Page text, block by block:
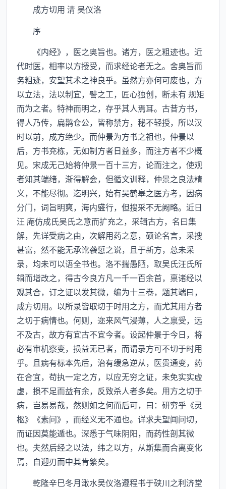
成方切用 清 吴仪洛
序
《内经》，医之奥旨也。诸方，医之粗迹也。近
代时医，相率以方授受，而求经论者无之。舍奥旨而
务粗迹，安望其术之神良乎。虽然方亦何可废也，方
以立法，法以制宜，譬之工，匠心独创，断未有 规矩
而为之者。特神而明之，存乎其人焉耳。古昔方书，
得人乃传，扁鹊仓公，皆称禁方，秘不轻授，所以汉
时以前，成方绝少。而仲景为方书之祖也，仲景以
后，方书充栋，无如制方者日益多，而注方者不少概
见。宋成无己始将仲景一百十三方，论而注之，使观
者知其端绪，渐得解会，但循文训释，仲景之良法精
义，不能尽彻。迄明兴，始有吴鹤皋之医方考，因病
分门，词旨明爽，海内盛行，但搜采不无阙略。近日
汪 庵仿成氏吴氏之意而扩充之，采辑古方，名曰集
解，先详受病之由，次解用药之意，硕论名言，采搜
甚富，然不能无承讹袭愆之说，且于新方，总未采
录，均未可以语全书也。洛不揣愚陋，取吴氏汪氏所
辑而增改之，得古今良方凡一千一百余首，禀诸经以
观其合，订之证以发其微，编为十三卷，题其端曰，
成方切用。以所录皆取切于时用之方，而尤其用方者
之切于病情也。何则，迩来风气浸薄，人之禀受，远
不及古，故方有宜古不宜今者。设起仲景于今日，将
必有审机察变，损益无已者，而谓录方可不切于时用
乎。且病有标本先后，治有缓急逆从，医贵通变，药
在合宜，苟执一定之方，以应无穷之证，未免实实虚
虚，损不足而益有余，反致杀人者多矣。用方之切于
病，岂易易哉，然则如之何而后可，曰：研穷乎《灵
枢》《素问》，而经义无不通也。详求夫望闻问切，
而证因莫能遁也。深悉于气味阴阳，而药性剖其微
也。夫然后经之以法，纬之以方，从斯集而合离变化
焉，自迎刃而中其肯綮矣。
乾隆辛巳冬月澉水吴仪洛遵程书于硖川之利济堂